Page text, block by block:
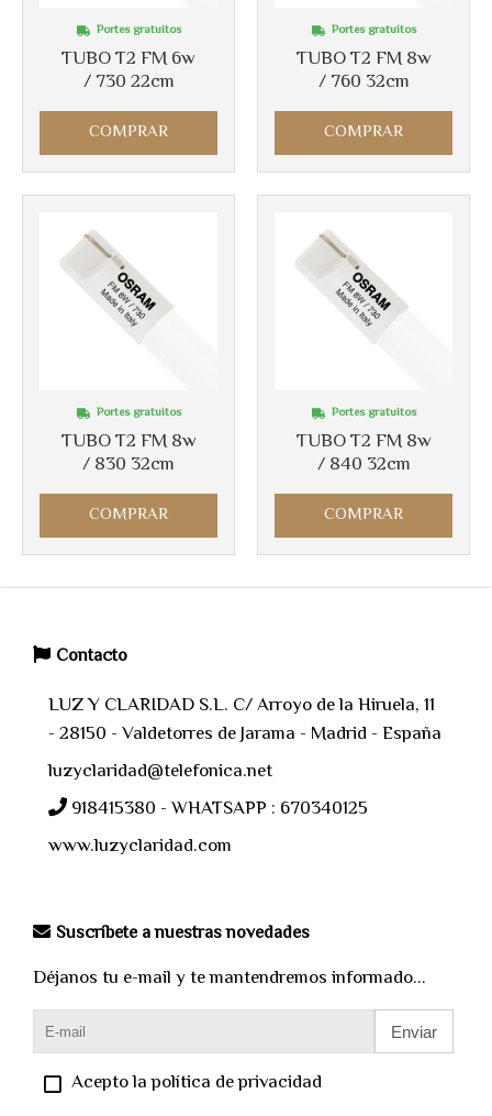
TUBO T2 FM 6w
/ 730 22cm
Portes gratuitos
COMPRAR
TUBO T2 FM 8w
/ 760 32cm
Portes gratuitos
COMPRAR
TUBO T2 FM 8w
/ 830 32cm
Portes gratuitos
COMPRAR
TUBO T2 FM 8w
/ 840 32cm
Portes gratuitos
COMPRAR
Contacto
LUZ Y CLARIDAD S.L. C/ Arroyo de la Hiruela, 11
- 28150 - Valdetorres de Jarama - Madrid - España
luzyclaridad@telefonica.net
918415380 - WHATSAPP : 670340125
www.luzyclaridad.com
Suscríbete a nuestras novedades
Déjanos tu e-mail y te mantendremos informado...
Enviar
Acepto la política de privacidad